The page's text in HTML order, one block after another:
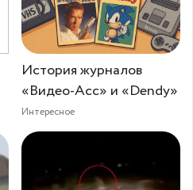
История журналов
«Видео-Асс» и «Dendy»
Интересное